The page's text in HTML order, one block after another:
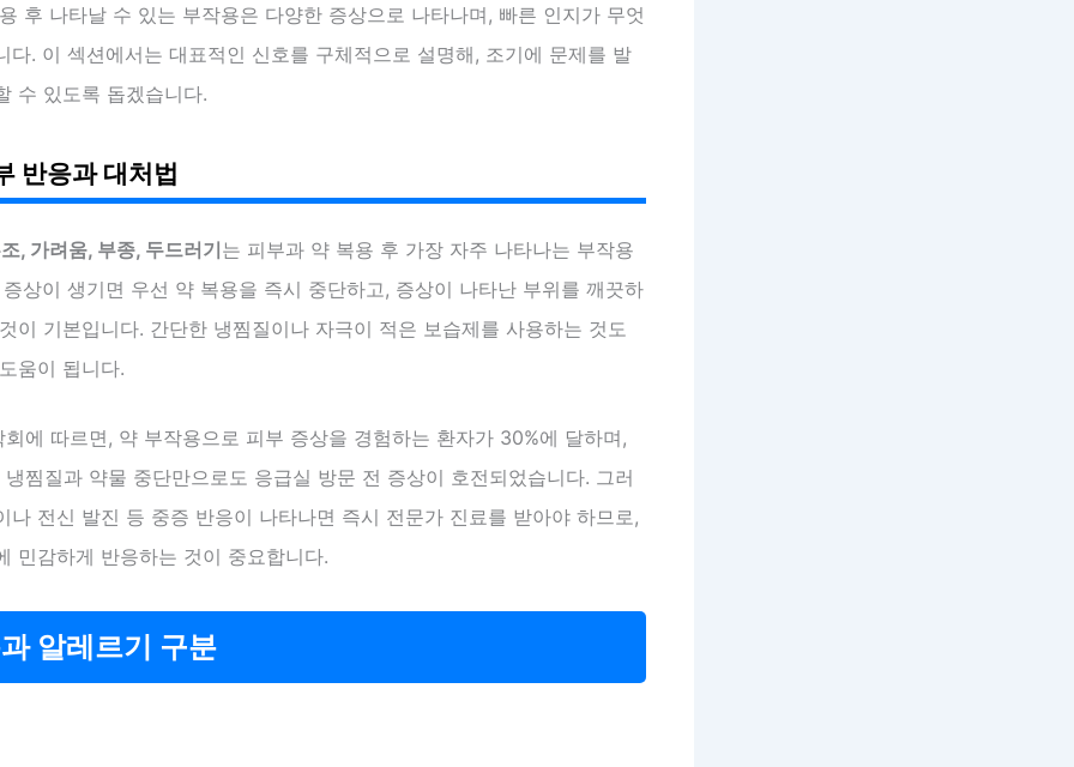
후 나타날 수 있는 부작용은 다양한 증상으로 나타나며, 빠른 인지가 무엇
다. 이 섹션에서는 대표적인 신호를 구체적으로 설명해, 조기에 문제를 발
수 있도록 돕겠습니다.
반응과 대처법
, 가려움, 부종, 두드러기는 피부과 약 복용 후 가장 자주 나타나는 부작용
상이 생기면 우선 약 복용을 즉시 중단하고, 증상이 나타난 부위를 깨끗하
이 기본입니다. 간단한 냉찜질이나 자극이 적은 보습제를 사용하는 것도
움이 됩니다.
회에 따르면, 약 부작용으로 피부 증상을 경험하는 환자가 30%에 달하며,
찜질과 약물 중단만으로도 응급실 방문 전 증상이 호전되었습니다. 그러
나 전신 발진 등 중증 반응이 나타나면 즉시 전문가 진료를 받아야 하므로,
민감하게 반응하는 것이 중요합니다.
알레르기 구분